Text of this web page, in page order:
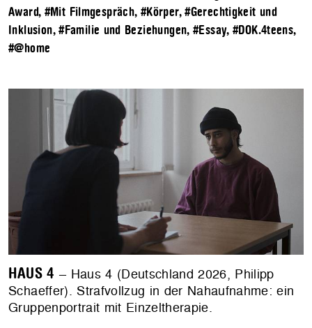
Award, #Mit Filmgespräch, #Körper,#Gerechtigkeit und
Inklusion,#Familie und Beziehungen, #Essay, #DOK.4teens,
#@home
HAUS 4 – Haus 4 (Deutschland 2026, Philipp
Schaeffer). Strafvollzug in der Nahaufnahme: ein
Gruppenportrait mit Einzeltherapie.